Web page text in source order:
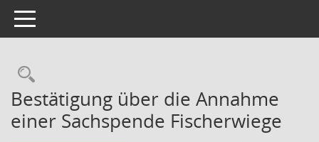
Toggle navigation
Rechercheauswahl
Bestätigung über die Annahme
einer Sachspende Fischerwiege